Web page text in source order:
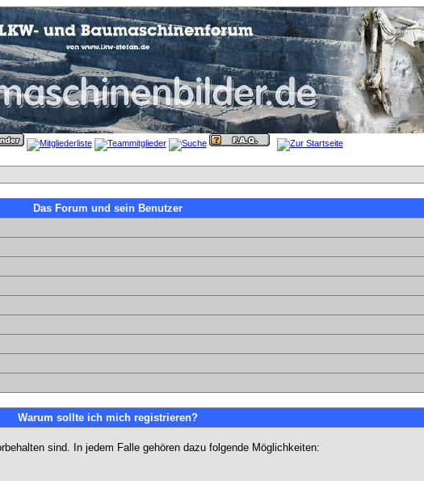
Das Forum und sein Benutzer
Warum sollte ich mich registrieren?
sind. In jedem Falle gehören dazu folgende Möglichkeiten: